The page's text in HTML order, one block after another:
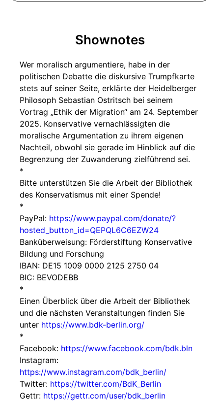
Shownotes
Wer moralisch argumentiere, habe in der
politischen Debatte die diskursive Trumpfkarte
stets auf seiner Seite, erklärte der Heidelberger
Philosoph Sebastian Ostritsch bei seinem
Vortrag „Ethik der Migration“ am 24. September
2025. Konservative vernachlässigten die
moralische Argumentation zu ihrem eigenen
Nachteil, obwohl sie gerade im Hinblick auf die
Begrenzung der Zuwanderung zielführend sei.
*
Bitte unterstützen Sie die Arbeit der Bibliothek
des Konservatismus mit einer Spende!
*
PayPal: https://www.paypal.com/donate/?
hosted_button_id=QEPQL6C6EZW24
Banküberweisung: Förderstiftung Konservative
Bildung und Forschung
IBAN: DE15 1009 0000 2125 2750 04
BIC: BEVODEBB
*
Einen Überblick über die Arbeit der Bibliothek
und die nächsten Veranstaltungen finden Sie
unter https://www.bdk-berlin.org/
*
Facebook: https://www.facebook.com/bdk.bln
Instagram:
https://www.instagram.com/bdk_berlin/
Twitter: https://twitter.com/BdK_Berlin
Gettr: https://gettr.com/user/bdk_berlin